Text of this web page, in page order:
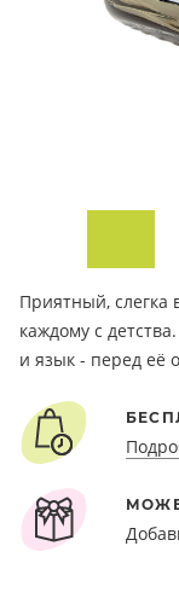
Приятный, слегка
каждому с
и язык - перед её